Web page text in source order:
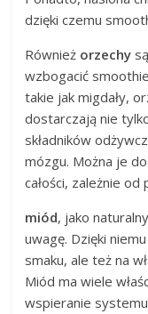
dzięki czemu
Również orzechy
wzbogacić
takie jak migdały,
dostarczają nie
składników
mózgu. Można je
całości, zależnie od
miód, jako
uwagę. Dzięki
smaku, ale też na
Miód ma wiele
wspieranie